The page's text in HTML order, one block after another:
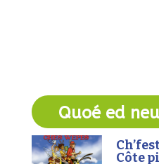
Quoé ed
Côte